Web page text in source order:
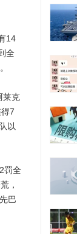
14
全
莱克
7
以
罚全
，
巴